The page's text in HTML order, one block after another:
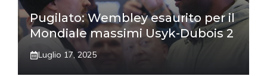
Pugilato: Wembley esaurito per il
Mondiale massimi Usyk-Dubois 2
Luglio 17, 2025